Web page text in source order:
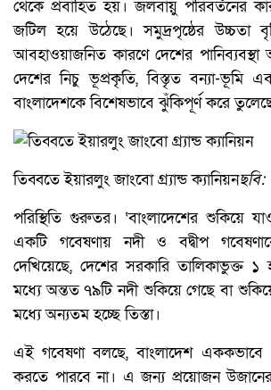
থেকে প্রবাহিত হয়। জলবায়ু পরিবর্তনের
জটিল হয়ে উঠেছে। সমুদ্রপৃষ্ঠের উচ্চতা
আবহাওয়াজনিত কারণে দেশের
দেশের নিচু ভূপ্রকৃতি, বিস্তৃত বন্যা-ভূমি
বাংলাদেশকে বিশেষভাবে ঝুঁকিপূর্ণ করে
তিব্বতে ইয়ারলুং জাংবো গ্র্যান্ড ক্যানিয়ন
পরিস্থিতি গুরুতর। ‘বাংলাদেশের শুকিয়ে
একটি গবেষণায় নদী ও বদ্বীপ
দেখিয়েছে, দেশের সরকারি তালিকাভুক্ত ১
মধ্যে অন্তত ৭৯টি নদী শুকিয়ে গেছে বা
মধ্যে অন্যতম হচ্ছে তিস্তা।
এই গবেষণা বলছে, বাংলাদেশ এককভাবে
করতে পারবে না। এ জন্য প্রয়োজন উজানের